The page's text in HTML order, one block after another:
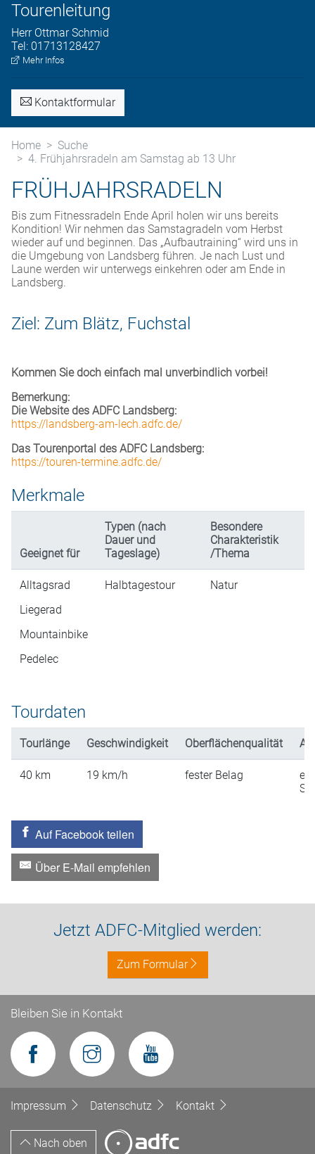
Tourenleitung
Herr Ottmar Schmid
Tel: 01713128427
Mehr Infos
Kontaktformular
Home
Suche
4. Frühjahrsradeln am Samstag ab 13 Uhr
FRÜHJAHRSRADELN
Bis zum Fitnessradeln Ende April holen wir uns bereits
Kondition! Wir nehmen das Samstagradeln vom Herbst
wieder auf und beginnen. Das „Aufbautraining“ wird uns in
die Umgebung von Landsberg führen. Je nach Lust und
Laune werden wir unterwegs einkehren oder am Ende in
Landsberg.
Ziel: Zum Blätz, Fuchstal
Kommen Sie doch einfach mal unverbindlich vorbei!
Bemerkung:
Die Website des ADFC Landsberg:
https://landsberg-am-lech.adfc.de/
Das Tourenportal des ADFC Landsberg:
https://touren-termine.adfc.de/
Merkmale
Geeignet für
Typen (nach
Dauer und
Tageslage)
Besondere
Charakteristik
/Thema
Alltagsrad
Liegerad
Mountainbike
Pedelec
Halbtagestour Natur
Tourdaten
Tourlänge Geschwindigkeit Oberflächenqualität
40 km 19 km/h fester Belag
Auf Facebook teilen
Über E-Mail empfehlen
Jetzt ADFC-Mitglied werden:
Zum Formular
Bleiben Sie in Kontakt
Impressum Datenschutz Kontakt
Nach oben